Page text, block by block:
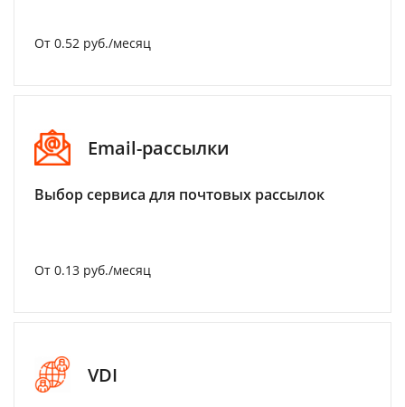
От 0.52 руб./месяц
Email-рассылки
Выбор сервиса для почтовых рассылок
От 0.13 руб./месяц
VDI